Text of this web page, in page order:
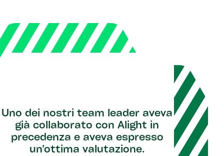
Uno dei nostri team leader aveva
già collaborato con Alight in
precedenza e aveva espresso
un’ottima valutazione.